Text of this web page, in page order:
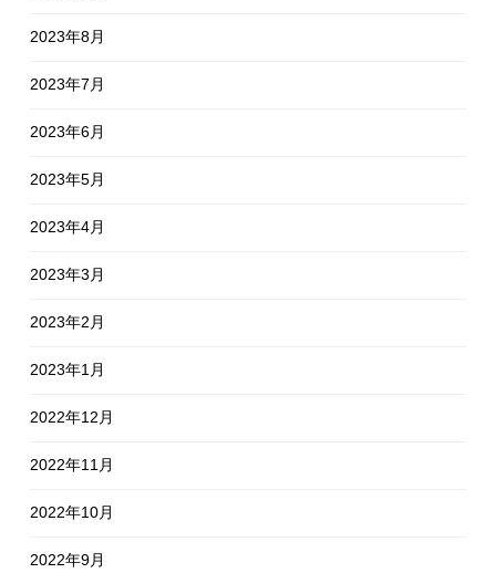
2023年8月
2023年7月
2023年6月
2023年5月
2023年4月
2023年3月
2023年2月
2023年1月
2022年12月
2022年11月
2022年10月
2022年9月